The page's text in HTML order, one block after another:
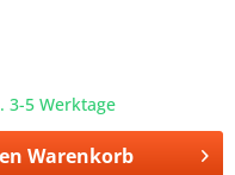
3-5 Werktage
Warenkorb